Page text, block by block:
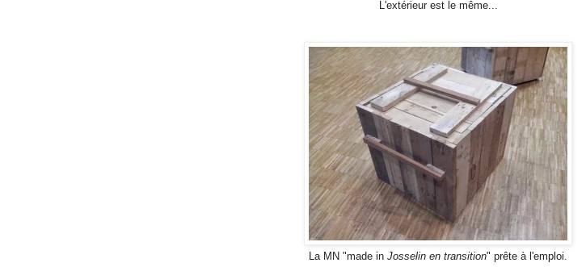
L'extérieur est le même...
La MN "made in Josselin en transition" prête à l'emploi.